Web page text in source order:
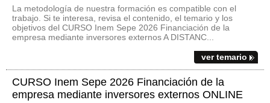
La metodología de nuestra formación es compatible con el
trabajo. Si te interesa, revisa el contenido, el temario y los
objetivos del CURSO Inem Sepe 2026 Financiación de la
empresa mediante inversores externos A DISTANC...
ver temario
CURSO Inem Sepe 2026 Financiación de la
empresa mediante inversores externos ONLINE